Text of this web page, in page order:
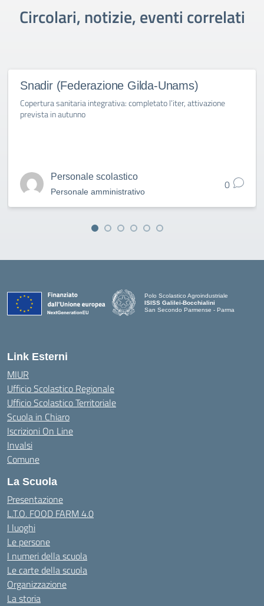
Circolari, notizie, eventi correlati
Snadir (Federazione Gilda-Unams)
Copertura sanitaria integrativa: completato l’iter, attivazione
prevista in autunno
Personale scolastico
Personale amministrativo 0
Polo Scolastico Agroindustriale
ISISS Galilei-Bocchialini
San Secondo Parmense - Parma
Link Esterni
MIUR
Ufficio Scolastico Regionale
Ufficio Scolastico Territoriale
Scuola in Chiaro
Iscrizioni On Line
Invalsi
Comune
La Scuola
Presentazione
L.T.O. FOOD FARM 4.0
I luoghi
Le persone
I numeri della scuola
Le carte della scuola
Organizzazione
La storia